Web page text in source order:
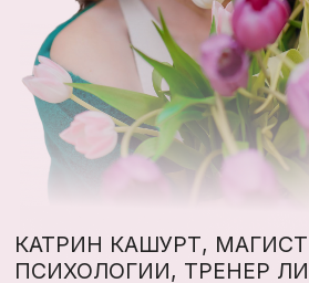
ТРЕХЧАСОВОЙ ВЕБИНАР В ЗАПИСИ
«КАРТА ЖЕЛАНИЙ» О ТОМ, КАК
ОСУЩЕСТВЛЯТЬ СВОИ ЖЕЛАНИЯ И
МЕЧТЫ
ОПЛАТИТЬ $65